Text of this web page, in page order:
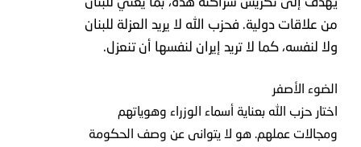
من علاقات دولية. فحزب الله لا يريد العزلة للبنان
ولا لنفسه، كما لا تريد إيران لنفسها أن تنعزل.
الضوء الأصفر
اختار حزب الله بعناية أسماء الوزراء وهوياتهم
ومجالات عملهم. هو لا يتوانى عن وصف الحكومة